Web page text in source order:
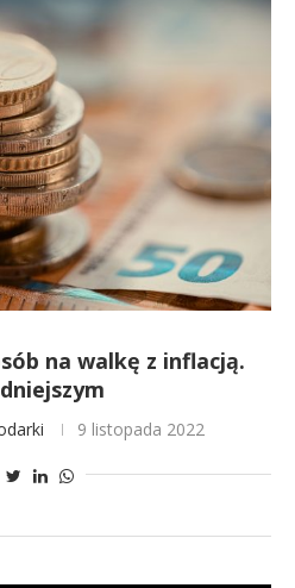
na walkę z inflacją.
9 listopada 2022